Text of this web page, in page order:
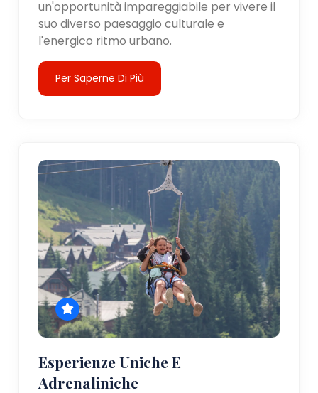
un'opportunità impareggiabile per vivere il
suo diverso paesaggio culturale e
l'energico ritmo urbano.
Per Saperne Di Più
Esperienze Uniche E
Adrenaliniche